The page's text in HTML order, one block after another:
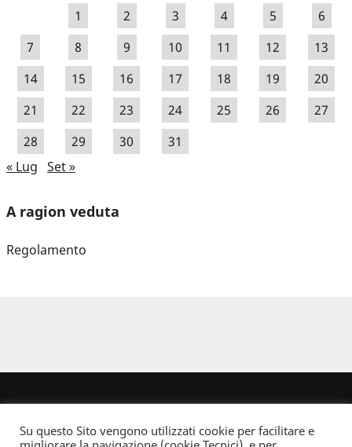
1
2 3 4 5
6
7
8 9 10 11 12
13
14
15 16 17 18 19
20
21
22 23 24 25 26
27
28
29 30
31
« Lug Set »
A ragion veduta
Regolamento
Su questo Sito vengono utilizzati cookie per facilitare e